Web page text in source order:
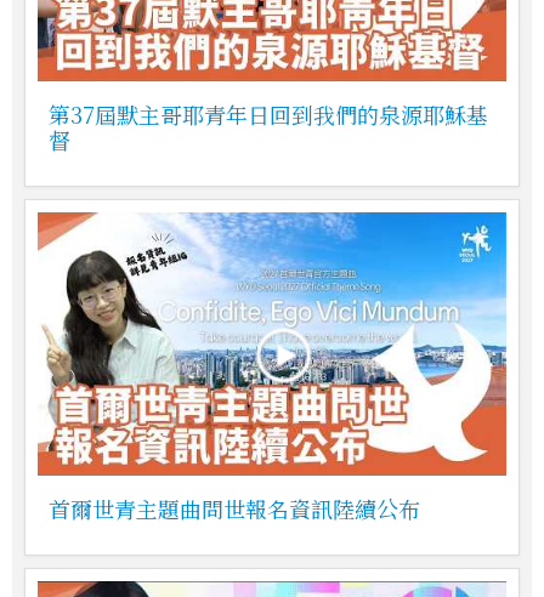
第37屆默主哥耶青年日回到我們的泉源耶穌基
督
首爾世青主題曲問世報名資訊陸續公布